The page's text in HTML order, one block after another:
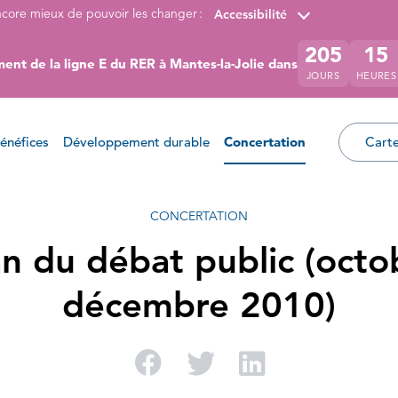
mieux de pouvoir les changer : Accessibilité
de la ligne E du RER à Mantes-la-Jolie dans 205
JOURS
15
HEURES
Développement durable Concertation
CONCERTATION
du débat public
décembre 2010)
Partager sur Facebook
Partager sur